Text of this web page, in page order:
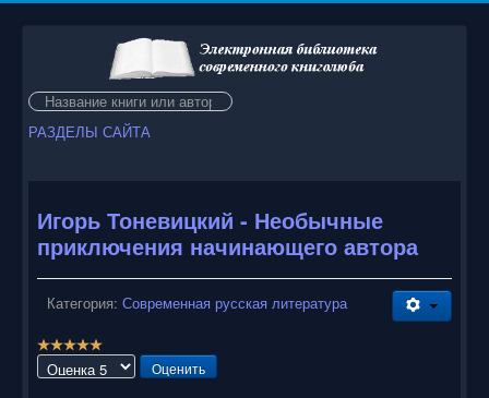
Искать...
РАЗДЕЛЫ САЙТА
Игорь Тоневицкий - Необычные
приключения начинающего автора
Категория: Современная русская литература
Р
еПожалуйста,